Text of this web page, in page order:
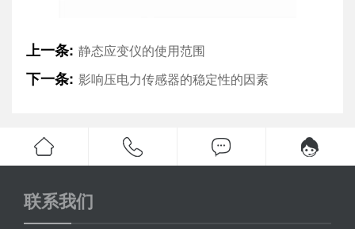
上一条: 静态应变仪的使用范围
下一条: 影响压电力传感器的稳定性的因素
联系我们